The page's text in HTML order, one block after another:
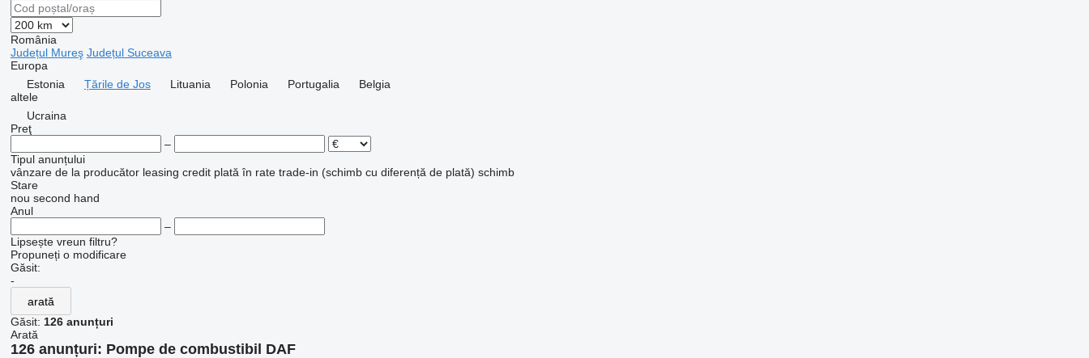
România
Județul Mureş Județul Suceava
Europa
Estonia
Țările de Jos Lituania Polonia Portugalia
Belgia
altele
Ucraina
Preţ
–
Tipul anunțului
vânzare de la producător leasing credit plată în rate trade-in (schimb cu diferență de plată) schimb
Stare
nou second hand
Anul
–
Lipsește vreun filtru?
Propuneți o modificare
Găsit:
-
arată
Găsit: 126 anunțuri
Arată
126 anunțuri: Pompe de combustibil DAF